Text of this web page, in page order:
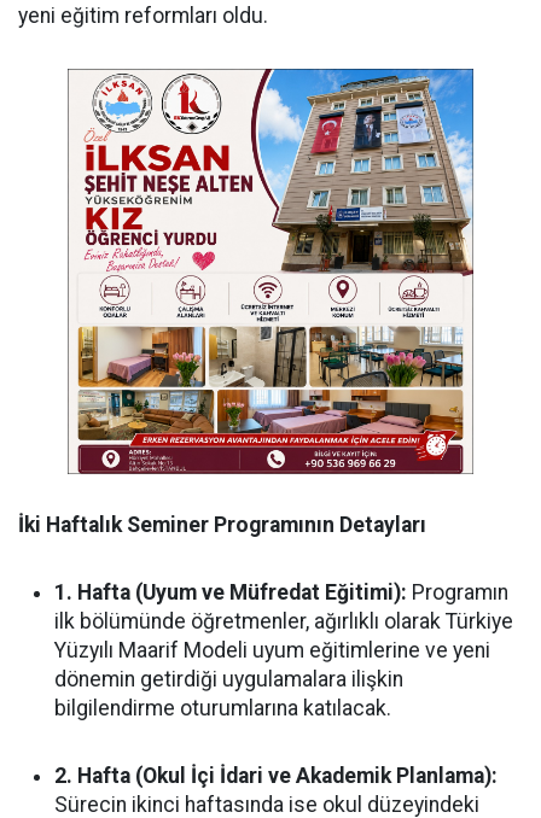
yeni eğitim reformları oldu.
İki Haftalık Seminer Programının Detayları
1. Hafta (Uyum ve Müfredat Eğitimi): Programın
ilk bölümünde öğretmenler, ağırlıklı olarak Türkiye
Yüzyılı Maarif Modeli uyum eğitimlerine ve yeni
dönemin getirdiği uygulamalara ilişkin
bilgilendirme oturumlarına katılacak.
2. Hafta (Okul İçi İdari ve Akademik Planlama):
Sürecin ikinci haftasında ise okul düzeyindeki